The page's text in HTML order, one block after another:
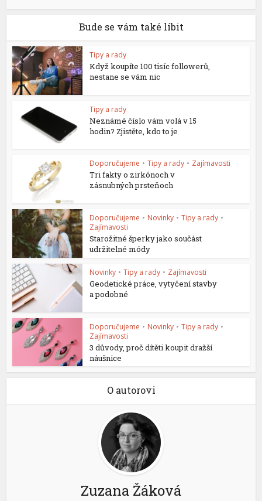
Bude se vám také líbit
Tipy a rady
Když koupíte 100 tisíc followerů,
nestane se vám nic
Tipy a rady
Neznámé číslo vám volá v 15
hodin? Zjistěte, kdo to je
Doporučujeme • Tipy a rady • Zajímavosti
Tri fakty o zirkónoch v
zásnubných prsteňoch
Doporučujeme • Novinky • Tipy a rady •
Zajímavosti
Starožitné šperky jako součást
udržitelné módy
Novinky • Tipy a rady • Zajímavosti
Geodetické práce, vytyčení stavby
a podobné
Doporučujeme • Novinky • Tipy a rady •
Zajímavosti
3 důvody, proč dítěti koupit dražší
náušnice
O autorovi
Zuzana Žáková